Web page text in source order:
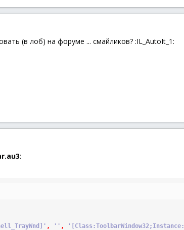
(в лоб) на форуме ... смайликов? :IL_AutoIt_1:
:
, '' ,